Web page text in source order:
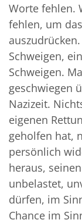
Worte fehlen.
fehlen, um
Schweigen,
Schweigen.
geschwiegen
Nazizeit.
eigenen
geholfen hat,
persönlich
heraus,
unbelastet,
dürfen, im
Chance im